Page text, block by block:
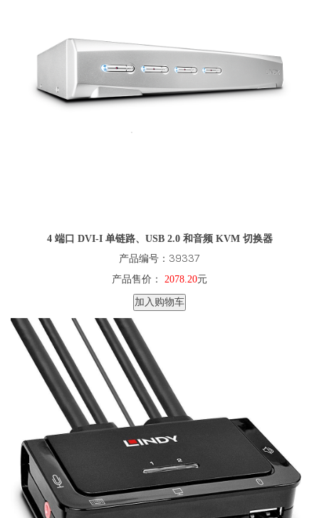
4 端口 DVI-I 单链路、USB 2.0 和音频 KVM 切换器
产品编号：39337
产品售价： 2078.20元
加入购物车